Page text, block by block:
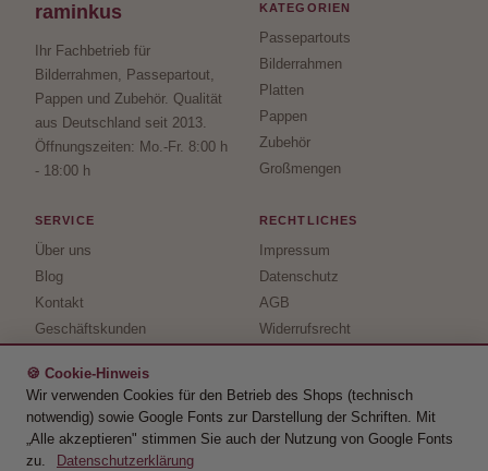
🍪 Cookie-Hinweis
Wir verwenden Cookies für den Betrieb des Shops (technisch
notwendig) sowie Google Fonts zur Darstellung der Schriften. Mit
„Alle akzeptieren" stimmen Sie auch der Nutzung von Google Fonts
zu.
Datenschutzerklärung
raminkus
Ihr Fachbetrieb für
Bilderrahmen, Passepartout,
Pappen und Zubehör. Qualität
aus Deutschland seit 2013.
Öffnungszeiten: Mo.-Fr. 8:00 h
- 18:00 h
KATEGORIEN
Passepartouts
Bilderrahmen
Platten
Pappen
Zubehör
Großmengen
SERVICE
Über uns
Blog
Kontakt
Geschäftskunden
Zahlungsbedingungen
RECHTLICHES
Impressum
Datenschutz
AGB
Widerrufsrecht
© 2026 raminkus · Guido Minkus · USt-IdNr.: DE291817603 ·